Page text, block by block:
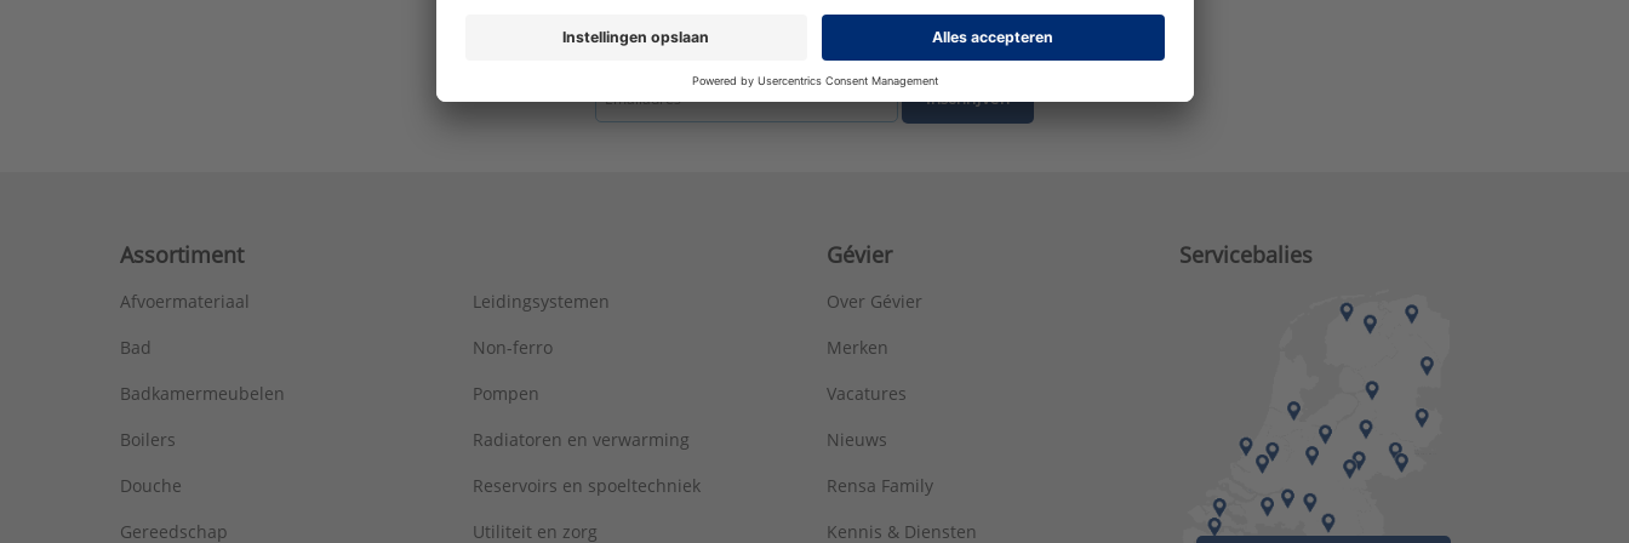
ULC keur: Nee
Wanddikte aansluiting 1: 2,6 mm
Werkende lengte aansluiting 1: 24 mm
Ons laatste nieuws ontvangen omtrent productnieuws, acties en andere interessante zaken?
Inschrijven
Assortiment
Afvoermateriaal
Bad
Badkamermeubelen
Boilers
Douche
Gereedschap
Leidingsystemen
Non-ferro
Pompen
Radiatoren en verwarming
Reservoirs en spoeltechniek
Utiliteit en zorg
Gévier
Over Gévier
Merken
Vacatures
Nieuws
Rensa Family
Kennis & Diensten
Servicebalies